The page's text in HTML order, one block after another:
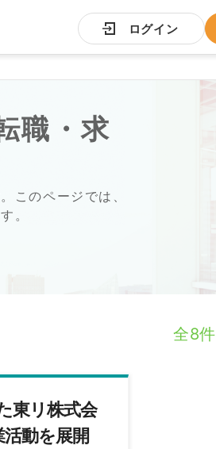
ログイン
職・求
このページでは、
。
全8件
東リ株式会
動を展開